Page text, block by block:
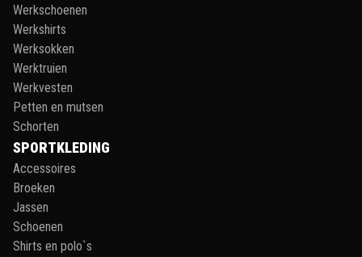
Werkschoenen
Werkshirts
Werksokken
Werktruien
Werkvesten
Petten en mutsen
Schorten
SPORTKLEDING
Accessoires
Broeken
Jassen
Schoenen
Shirts en polo`s